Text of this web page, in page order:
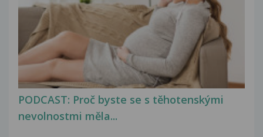
PODCAST: Proč byste se s těhotenskými
nevolnostmi měla...